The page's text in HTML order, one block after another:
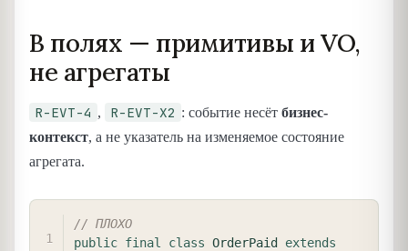
В полях — примитивы и VO,
не агрегаты
R-EVT-4 , R-EVT-X2 : событие несёт бизнес-
контекст, а не указатель на изменяемое состояние
агрегата.
// ПЛОХО
public final class OrderPaid
extends